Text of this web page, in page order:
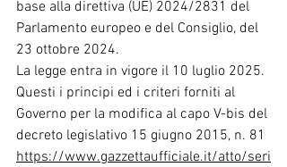
base alla direttiva (UE) 2024/2831 del
Parlamento europeo e del Consiglio, del
23 ottobre 2024.
La legge entra in vigore il 10 luglio 2025.
Questi i principi ed i criteri forniti al
Governo per la modifica al capo V-bis del
decreto legislativo 15 giugno 2015, n. 81
https://www.gazzettaufficiale.it/atto/seri